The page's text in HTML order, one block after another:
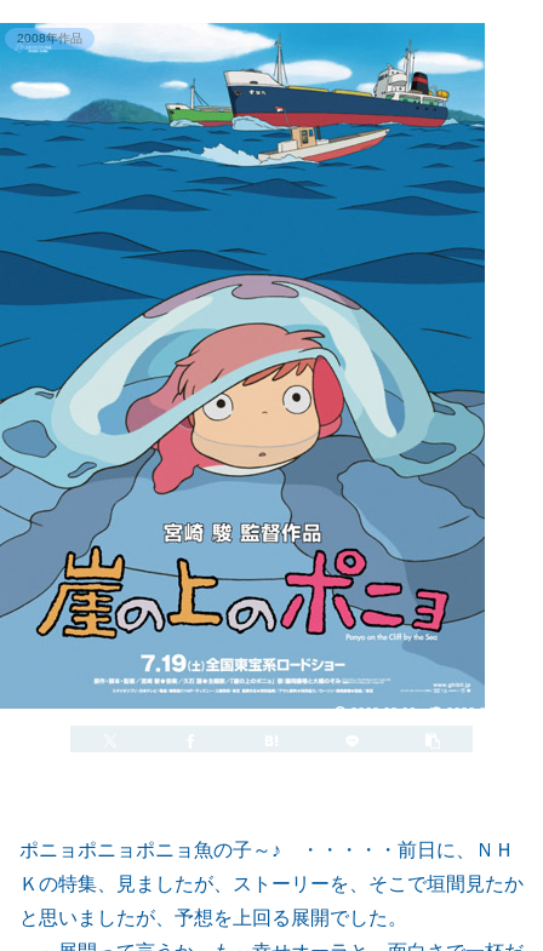
2008年作品
2008.08.06 2023.03.21
ポニョポニョポニョ魚の子～♪ ・・・・・前日に、ＮＨ
Ｋの特集、見ましたが、ストーリーを、そこで垣間見たか
と思いましたが、予想を上回る展開でした。